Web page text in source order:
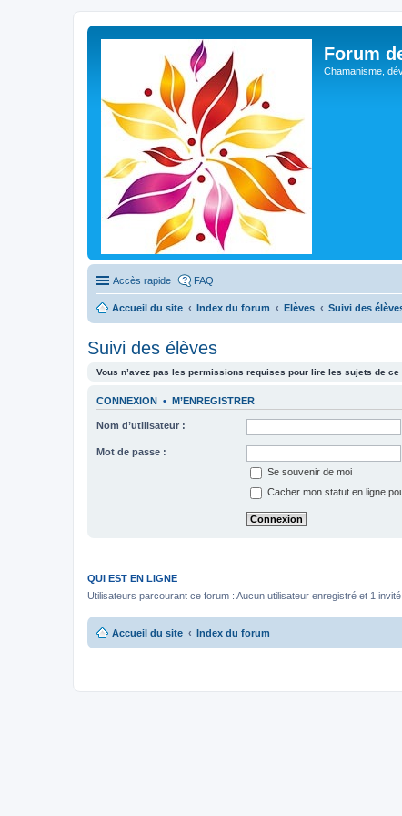
Forum
Chamanisme,
Accès rapide FAQ
Accueil du site Index du forum Elèves Suivi des
Suivi des élèves
Vous n’avez pas les permissions requises pour lire les sujets de ce
CONNEXION • M’ENREGISTRER
Nom d’utilisateur :
Mot de passe :
Se souvenir de moi
Cacher mon statut en ligne
QUI EST EN LIGNE
Utilisateurs parcourant ce forum : Aucun utilisateur enregistré et 1 invité
Accueil du site Index du forum